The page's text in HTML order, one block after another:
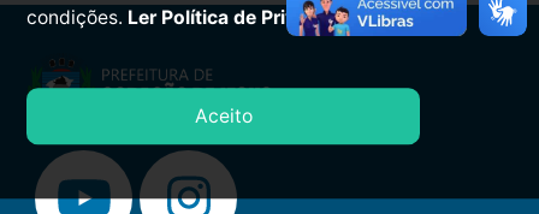
condições. Ler Política de Privacidade.
Aceito